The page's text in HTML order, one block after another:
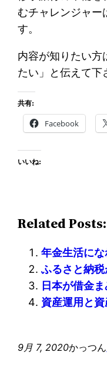
むチャレンジャー
す。
内容が知りたい方
たい」と伝えて下
共有:
Facebook
いいね:
Related Posts:
年金生活に
ふるさと納
日本が借金
資産運用と
9月 7, 2020かっつん